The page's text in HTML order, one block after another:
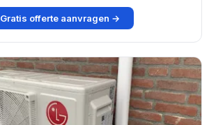
Gratis offerte aanvragen →